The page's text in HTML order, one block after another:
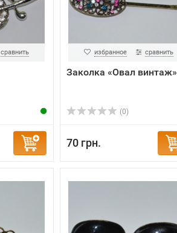
сравнить избранное сравнить
Заколка «Овал винтаж»
(0)
70 грн.